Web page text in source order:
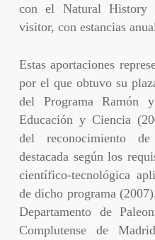
con el Natural History
visitor, con estancias
Estas aportaciones
por el que obtuvo su
del Programa Ramón
Educación y Ciencia
del reconocimiento de
destacada según los
científico-tecnológica
de dicho programa
Departamento de
Complutense de